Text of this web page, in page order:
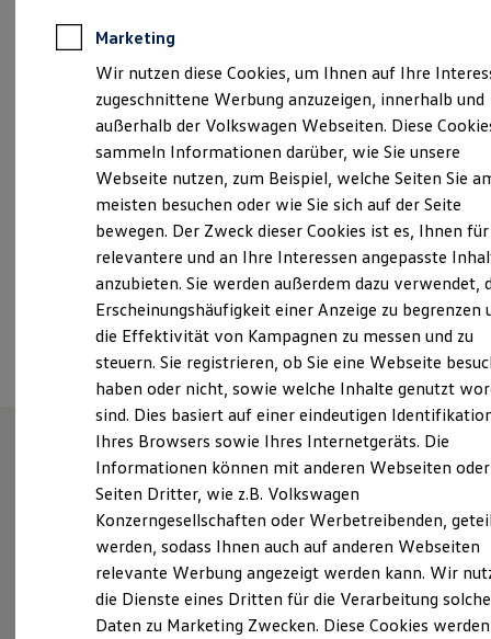
Elektroautos
ID. Tutorials
Elektrofahrzeugkonzepte
Reichweite
Reichweite der ID. Modelle
Reichweite im Winter
Laden
Laden unterwegs
Laden Zuhause
Ladestationen finden
Ladezeitensimulator
Batterie
Sicherheit
Garantie und Lebensdauer
Nachhaltigkeit
Technologie
Kosten und Kauf
Verbrauchskosten
Kaufoptionen
E-Auto-Förderung
Software und Konnektivität
ID. Software Versionen und Updates
Digitale Extras
Schnittstellen zu Ihrem ID.
Hybridautos
Marke und Erlebnis
Volkswagen R und R Experience
R-Modelle
Salzmünder Straße 25, 06120 Halle
info@autohaus-stoye.de
+49 345 558870
Montag - Freitag 07:00 19:00
Uhr
Samstag
08:00 -12:30 Uhr
Sonntag
Geschlossen
Ansprechpartner
Wie können wir
Ihnen weiterhelfen?
Marketing
Wir nutzen diese Cookies, um Ihnen auf Ihre
zugeschnittene Werbung anzuzeigen, innerhalb und
außerhalb der Volkswagen Webseiten. Diese
sammeln Informationen darüber, wie Sie unsere
Webseite nutzen, zum Beispiel, welche Seiten Sie
meisten besuchen oder wie Sie sich auf der Seite
bewegen. Der Zweck dieser Cookies ist es, Ihnen für
relevantere und an Ihre Interessen angepasste
anzubieten. Sie werden außerdem dazu verwendet,
Erscheinungshäufigkeit einer Anzeige zu begrenzen
die Effektivität von Kampagnen zu messen und zu
steuern. Sie registrieren, ob Sie eine Webseite
haben oder nicht, sowie welche Inhalte genutzt
sind. Dies basiert auf einer eindeutigen
Ihres Browsers sowie Ihres Internetgeräts. Die
Informationen können mit anderen Webseiten oder
Seiten Dritter, wie z.B. Volkswagen
Konzerngesellschaften oder Werbetreibenden,
werden, sodass Ihnen auch auf anderen Webseiten
relevante Werbung angezeigt werden kann. Wir
die Dienste eines Dritten für die Verarbeitung
Daten zu Marketing Zwecken. Diese Cookies